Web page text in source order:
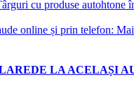
cu produse autohtone
online și prin telefon:
DE LA ACELAȘI